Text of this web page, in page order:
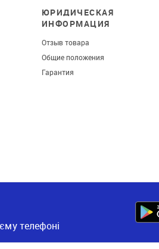
ЮРИДИЧЕСКАЯ
ИНФОРМАЦИЯ
Отзыв товара
Общие положения
Гарантия
телефоні